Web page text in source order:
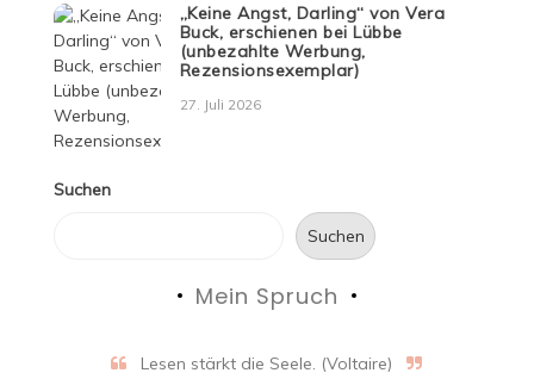
„Keine Angst, Darling“ von Vera
Buck, erschienen bei Lübbe
(unbezahlte Werbung,
Rezensionsexemplar)
27. Juli 2026
Suchen
Suchen
Mein Spruch
Lesen stärkt die Seele. (Voltaire)